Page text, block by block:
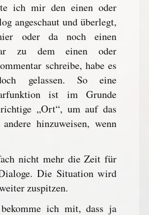
ich mir den einen oder
angeschaut und überlegt,
oder da noch einen
zu dem einen oder
schreibe, habe es
gelassen. So eine
ist im Grunde
„Ort“, um auf das
hinzuweisen, wenn
nicht mehr die Zeit für
Die Situation wird
zuspitzen.
ich mit, dass ja